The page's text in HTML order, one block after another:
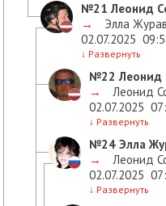
№21 Леонид
→
Элла
02.07.2025
↓ Развернуть
№22 Леонид
→
Леонид
02.07.2025
↓ Развернуть
№24 Элла
→
Леонид
02.07.2025
↓ Развернуть